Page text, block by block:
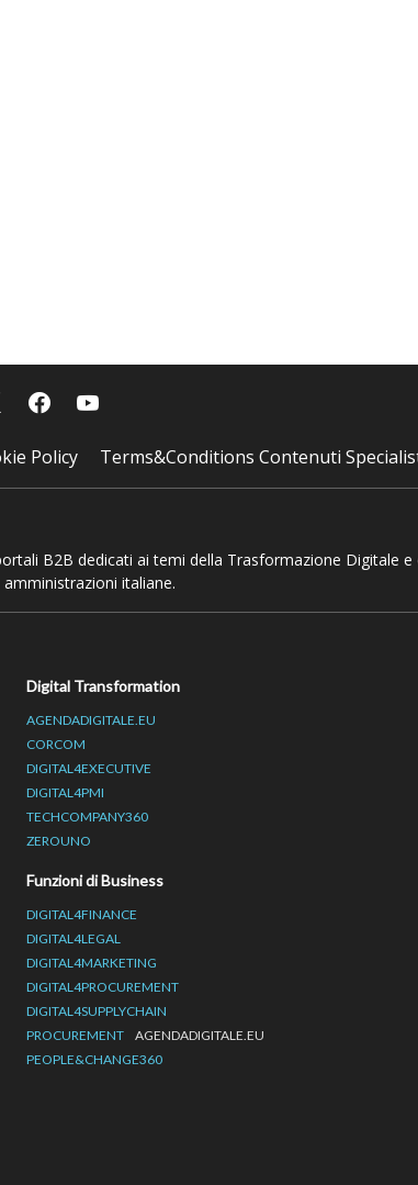
Policy Terms&Conditions Contenuti
B2B dedicati ai temi della Trasformazione Digitale e
italiane.
Digital Transformation
AGENDADIGITALE.EU
CORCOM
DIGITAL4EXECUTIVE
DIGITAL4PMI
TECHCOMPANY360
ZEROUNO
Funzioni di Business
DIGITAL4FINANCE
DIGITAL4LEGAL
DIGITAL4MARKETING
DIGITAL4PROCUREMENT
DIGITAL4SUPPLYCHAIN
PROCUREMENT
AGENDADIGITALE.EU
PEOPLE&CHANGE360